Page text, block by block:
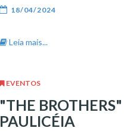
18/04/2024
Leia mais...
EVENTOS
"THE
PAULICÉIA